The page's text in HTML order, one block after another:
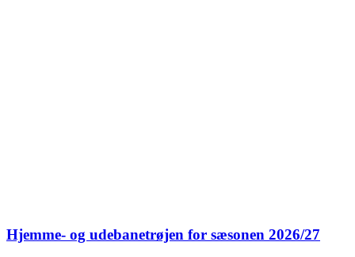
Hjemme- og udebanetrøjen for sæsonen 2026/27